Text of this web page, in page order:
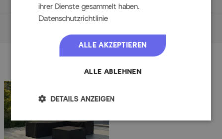
Look
Armlehnen mit Baumwollseil-Dekoration
ihrer Dienste gesammelt haben.
Datenschutzrichtlinie
ALLE AKZEPTIEREN
ALLE ABLEHNEN
DETAILS ANZEIGEN